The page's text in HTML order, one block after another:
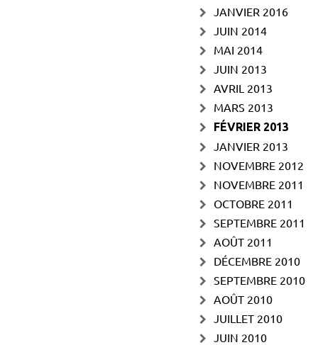
JANVIER 2016
JUIN 2014
MAI 2014
JUIN 2013
AVRIL 2013
MARS 2013
FÉVRIER 2013
JANVIER 2013
NOVEMBRE 2012
NOVEMBRE 2011
OCTOBRE 2011
SEPTEMBRE 2011
AOÛT 2011
DÉCEMBRE 2010
SEPTEMBRE 2010
AOÛT 2010
JUILLET 2010
JUIN 2010